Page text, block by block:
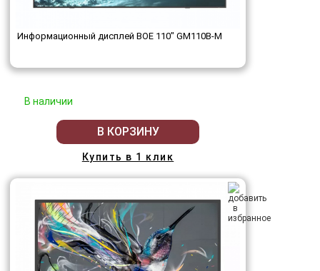
Информационный дисплей BOE 110" GM110B-M
В наличии
В КОРЗИНУ
Купить в 1 клик